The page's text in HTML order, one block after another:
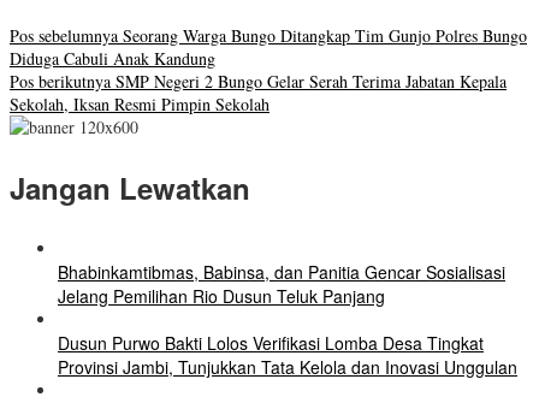
Pos sebelumnya Seorang Warga Bungo Ditangkap Tim Gunjo Polres Bungo
Diduga Cabuli Anak Kandung
Pos berikutnya SMP Negeri 2 Bungo Gelar Serah Terima Jabatan Kepala
Sekolah, Iksan Resmi Pimpin Sekolah
Jangan Lewatkan
Bhabinkamtibmas, Babinsa, dan Panitia Gencar Sosialisasi
Jelang Pemilihan Rio Dusun Teluk Panjang
Dusun Purwo Bakti Lolos Verifikasi Lomba Desa Tingkat
Provinsi Jambi, Tunjukkan Tata Kelola dan Inovasi Unggulan